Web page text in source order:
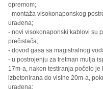
opremom;
- montaža visokonaponskog
urađena;
- novi visokonaponski kablovi su
prečistača;
- dovod gasa sa magistralnog
- u postrojenju za tretman mulja
17m-a, nakon testiranja počelo
izbetonirana do visine 20m-a,
urađena;